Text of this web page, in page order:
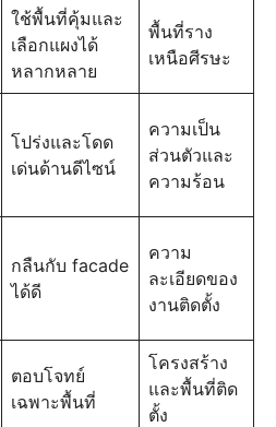
ใช้พื้นที่คุ้มและ
เลือกแผงได้
หลากหลาย
พื้นที่ราง
เหนือศีรษะ
โปร่งและโดด
เด่นด้านดีไซน์
ความเป็น
ส่วนตัวและ
ความร้อน
กลืนกับ facade
ได้ดี
ความ
ละเอียดของ
งานติดตั้ง
ตอบโจทย์
เฉพาะพื้นที่
โครงสร้าง
และพื้นที่ติด
ตั้ง